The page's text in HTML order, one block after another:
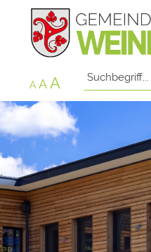
A AA